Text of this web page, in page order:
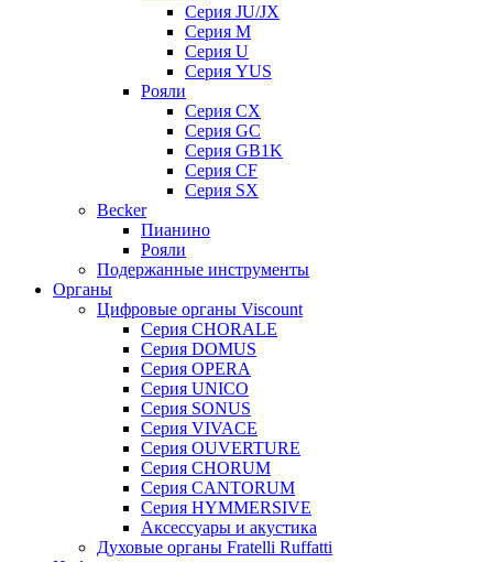
Серия JU/JX
Серия M
Серия U
Серия YUS
Рояли
Серия CX
Серия GC
Серия GB1K
Серия CF
Серия SX
Becker
Пианино
Рояли
Подержанные инструменты
Органы
Цифровые органы Viscount
Серия CHORALE
Серия DOMUS
Серия OPERA
Серия UNICO
Серия SONUS
Серия VIVACE
Серия OUVERTURE
Серия CHORUM
Серия CANTORUM
Серия HYMMERSIVE
Аксессуары и акустика
Духовые органы Fratelli Ruffatti